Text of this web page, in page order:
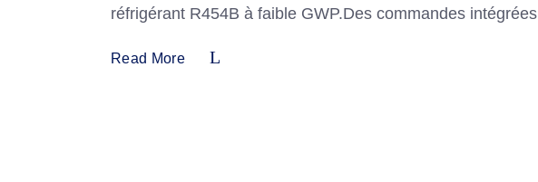
réfrigérant R454B à faible GWP.Des commandes intégrées
Read More